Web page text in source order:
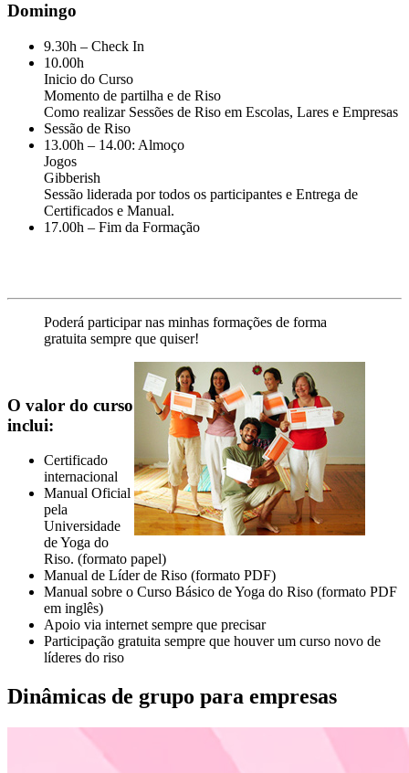
Domingo
9.30h – Check In
10.00h
Inicio do Curso
Momento de partilha e de Riso
Como realizar Sessões de Riso em Escolas, Lares e Empresas
Sessão de Riso
13.00h – 14.00: Almoço
Jogos
Gibberish
Sessão liderada por todos os participantes e Entrega de
Certificados e Manual.
17.00h – Fim da Formação
Poderá participar nas minhas formações de forma
gratuita sempre que quiser!
O valor do curso
inclui:
Certificado
internacional
Manual Oficial
pela
Universidade
de Yoga do
Riso. (formato papel)
Manual de Líder de Riso (formato PDF)
Manual sobre o Curso Básico de Yoga do Riso (formato PDF
em inglês)
Apoio via internet sempre que precisar
Participação gratuita sempre que houver um curso novo de
líderes do riso
Dinâmicas de grupo para empresas